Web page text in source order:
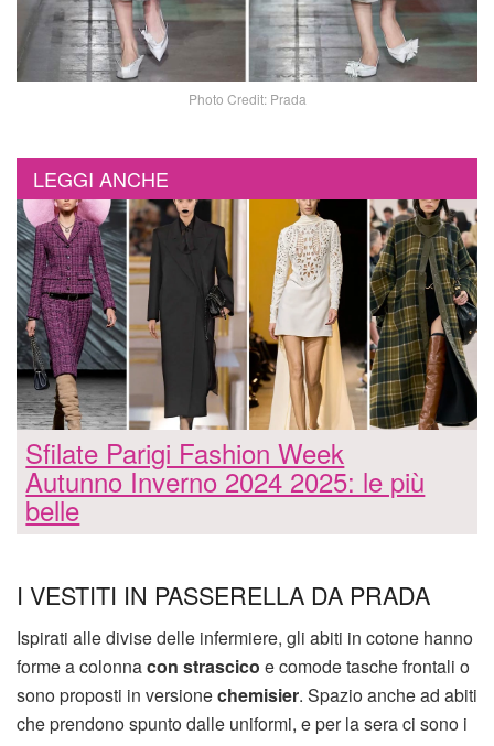
Photo Credit: Prada
LEGGI ANCHE
Sfilate Parigi Fashion Week
Autunno Inverno 2024 2025: le più
belle
I VESTITI IN PASSERELLA DA PRADA
Ispirati alle divise delle infermiere, gli abiti in cotone hanno
forme a colonnacon strascico e comode tasche frontali o
sono proposti in versionechemisier. Spazio anche ad abiti
che prendono spunto dalle uniformi, e per la sera ci sono i